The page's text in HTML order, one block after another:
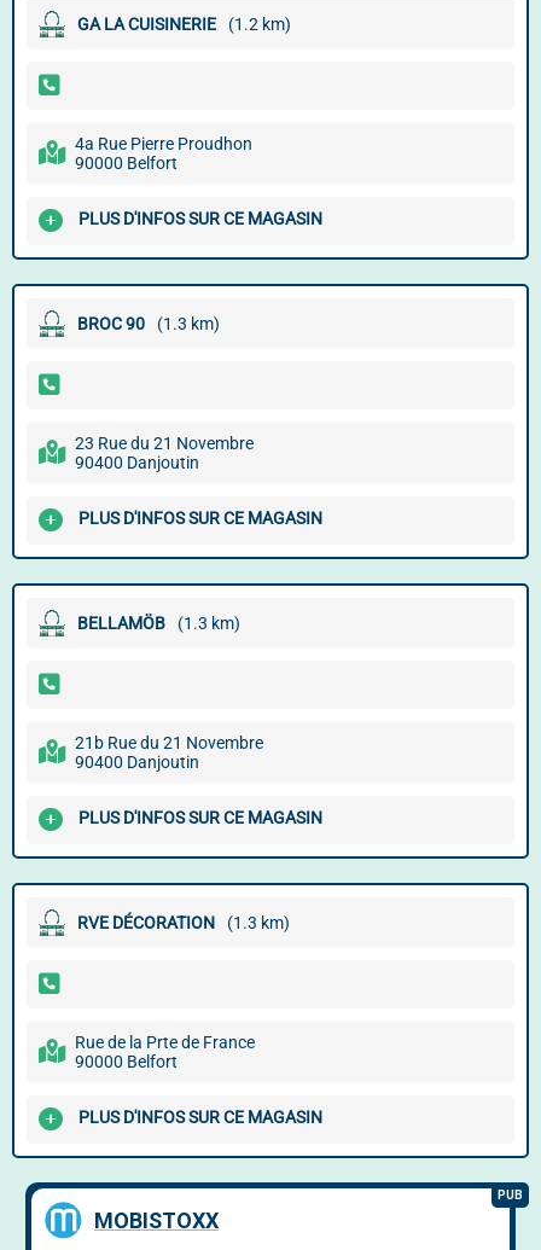
GA LA CUISINERIE (1.2 km)
4a Rue Pierre Proudhon
90000 Belfort
PLUS D'INFOS SUR CE MAGASIN
BROC 90 (1.3 km)
23 Rue du 21 Novembre
90400 Danjoutin
PLUS D'INFOS SUR CE MAGASIN
BELLAMÖB (1.3 km)
21b Rue du 21 Novembre
90400 Danjoutin
PLUS D'INFOS SUR CE MAGASIN
RVE DÉCORATION (1.3 km)
Rue de la Prte de France
90000 Belfort
PLUS D'INFOS SUR CE MAGASIN